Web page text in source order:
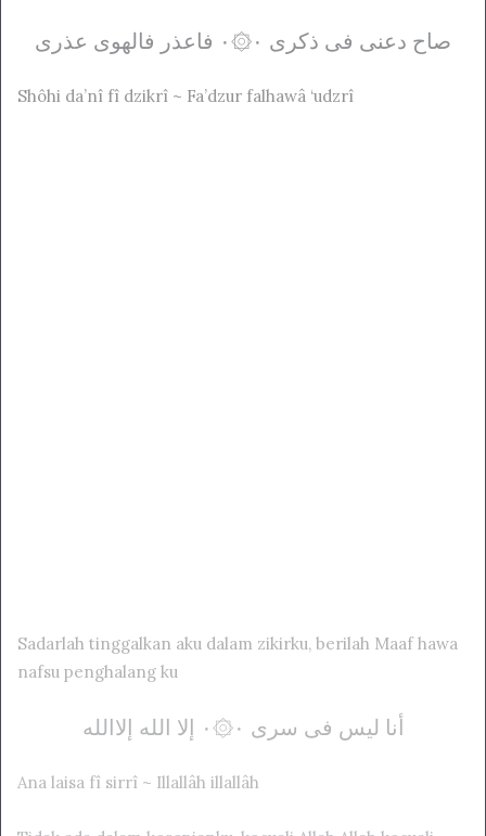
صاح دعنی فی ذکری ۰۞۰ فاعذر فالهوی عذری
Shôhi da’nî fî dzikrî ~ Fa’dzur falhawâ ‘udzrî
Sadarlah tinggalkan aku dalam zikirku, berilah Maaf hawa
nafsu penghalang ku
أنا ليس فی سری ۰۞۰ إلا الله إلاالله
Ana laisa fî sirrî ~ Illallâh illallâh